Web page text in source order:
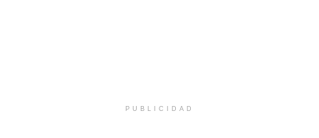
PUBLICIDAD